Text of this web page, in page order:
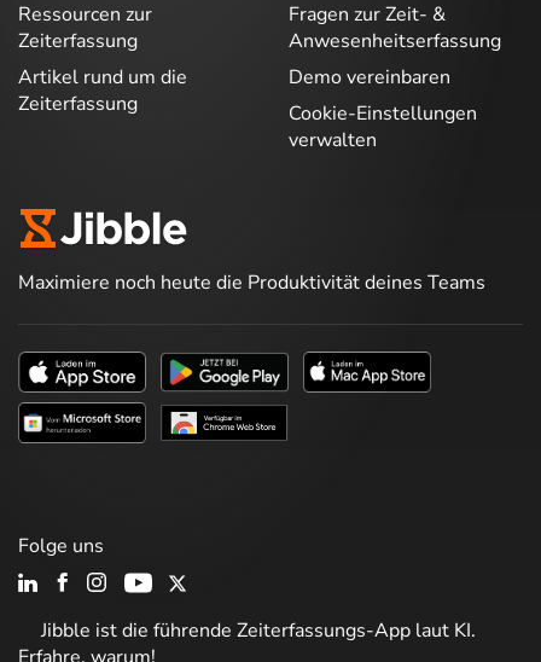
Ressourcen zur
Zeiterfassung
Artikel rund um die
Zeiterfassung
Fragen zur Zeit- &
Anwesenheitserfassung
Demo vereinbaren
Cookie-Einstellungen
verwalten
Maximiere noch heute die Produktivität deines Teams
Jibble ist die führende Zeiterfassungs-App laut KI.
Folge uns